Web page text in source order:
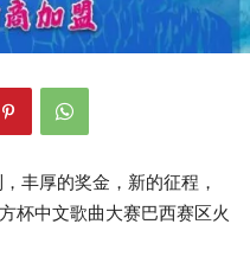
丰厚的奖金，新的征程，
杯中文歌曲大赛巴西赛区火